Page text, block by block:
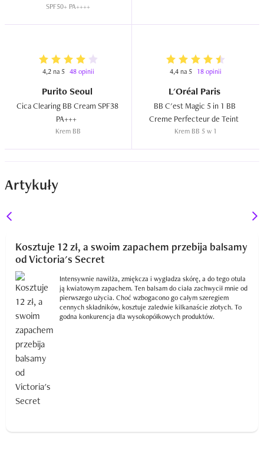
SPF50+ PA++++
4,2 na 5 48 opinii
Purito Seoul
Cica Clearing BB Cream SPF38
Krem BB
4,4 na 5 18 opinii
L'Oréal Paris
BB C'est Magic 5 in 1 BB
Krem BB 5 w 1
Artykuły
Kosztuje 12 zł, a swoim zapachem przebija balsamy
od Victoria's Secret
Intensywnie nawilża, zmiękcza i wygładza skórę, a do tego otula
ją kwiatowym zapachem. Ten balsam do ciała zachwycił mnie od
pierwszego użycia. Choć wzbogacono go całym szeregiem
cennych składników, kosztuje zaledwie kilkanaście złotych. To
godna konkurencja dla wysokopółkowych produktów.